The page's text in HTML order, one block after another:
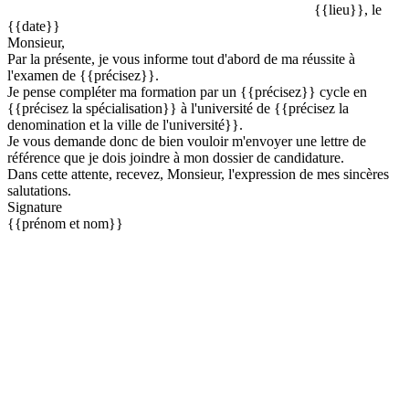
{{lieu}}, le
{{date}}
Monsieur,
Par la présente, je vous informe tout d'abord de ma réussite à
l'examen de {{précisez}}.
Je pense compléter ma formation par un {{précisez}} cycle en
{{précisez la spécialisation}} à l'université de {{précisez la
denomination et la ville de l'université}}.
Je vous demande donc de bien vouloir m'envoyer une lettre de
référence que je dois joindre à mon dossier de candidature.
Dans cette attente, recevez, Monsieur, l'expression de mes sincères
salutations.
Signature
{{prénom et nom}}